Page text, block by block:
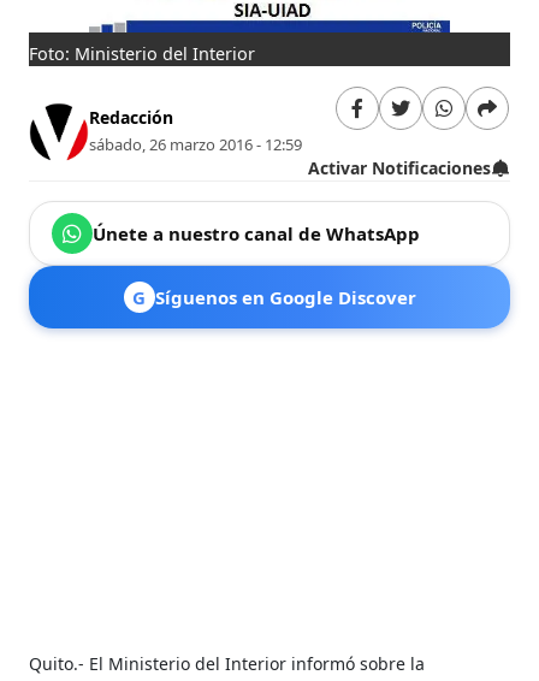
Foto: Ministerio del Interior
Redacción
sábado, 26 marzo 2016 - 12:59
Activar Notificaciones
Únete a nuestro canal de WhatsApp
G Síguenos en Google Discover
Quito.- El Ministerio del Interior informó sobre la